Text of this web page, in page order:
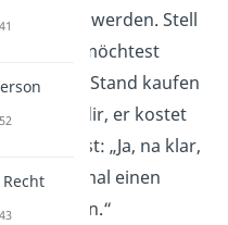
werden. Stell
vor, du möchtest
an einem Stand kaufen
sagt dir, er kostet
antwortest: „Ja, na klar,
immer mal einen
Dog essen.“